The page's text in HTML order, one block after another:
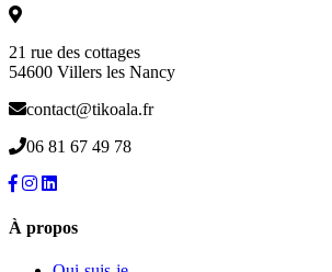
21 rue des cottages
54600 Villers les Nancy
contact@tikoala.fr
06 81 67 49 78
À propos